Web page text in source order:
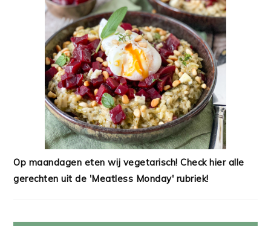
Op maandagen eten wij vegetarisch! Check hier alle
gerechten uit de 'Meatless Monday' rubriek!